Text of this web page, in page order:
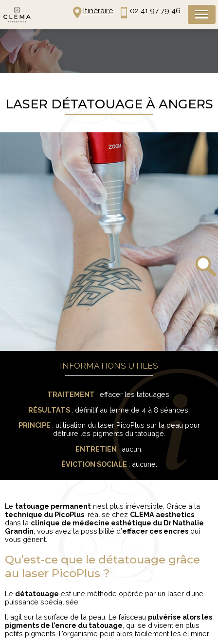
02 41 97 79 46
Itinéraire
LASER DÉTATOUAGE À ANGERS
INFORMATIONS UTILES
TRAITEMENT : effacer les tatouages.
RÉSULTATS : définitif au terme de 4 à 8 séances.
PRINCIPE : utilisation du laser PicoPlus sur la peau pour
détruire les pigments du tatouage.
ENTRETIEN : aucun.
ÉVICTION SOCIALE : aucune.
Le tatouage permanent n’est plus irréversible. Grâce à la
technique du PicoPlus , réalisé chez CLEMA aesthetics
dans la clinique de médecine esthétique du Dr Nathalie
Grandin , vous avez la possibilité d’effacer ces encres qui
vous gênent.
Qu’est-ce que le détatouage grâce
au laser PicoPlus ?
Le détatouage est une méthode opérée par un laser d’une
puissance spécialisée.
Il agit sur la surface de la peau. Le faisceau pulvérise alors les
pigments de l’encre du tatouage , qui se divisent en plus
petits pigments. L’organisme peut alors facilement les éliminer.